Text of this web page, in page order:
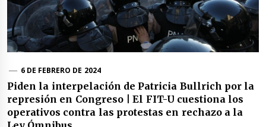
6 DE FEBRERO DE 2024
Piden la interpelación de Patricia Bullrich por la
represión en Congreso | El FIT-U cuestiona los
operativos contra las protestas en rechazo a la